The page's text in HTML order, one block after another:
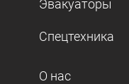
Эвакуаторы
Спецтехника
О нас